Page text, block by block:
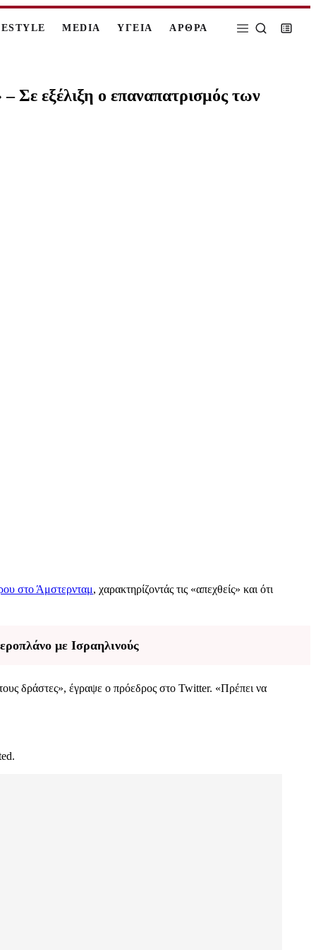
MEDIA ΥΓΕΙΑ ΑΡΘΡΑ
Σε εξέλιξη ο επαναπατρισμός των
στο Άμστερνταμ, χαρακτηρίζοντάς τις «απεχθείς» και ότι
με Ισραηλινούς
δράστες», έγραψε ο πρόεδρος στο Twitter. «Πρέπει να